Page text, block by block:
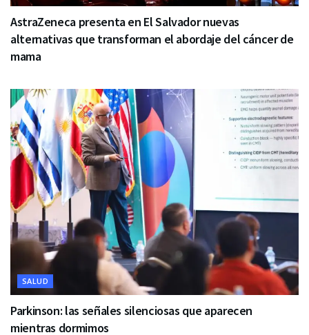
AstraZeneca presenta en El Salvador nuevas
alternativas que transforman el abordaje del cáncer de
mama
SALUD
Parkinson: las señales silenciosas que aparecen
mientras dormimos